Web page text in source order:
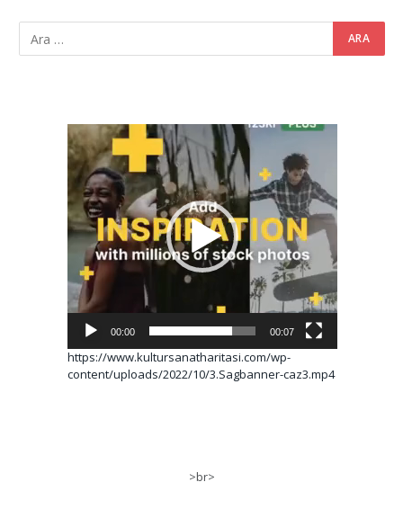
Video
oynatıcı
00:00 00:07
https://www.kultursanatharitasi.com/wp-
content/uploads/2022/10/3.Sagbanner-caz3.mp4
>br>